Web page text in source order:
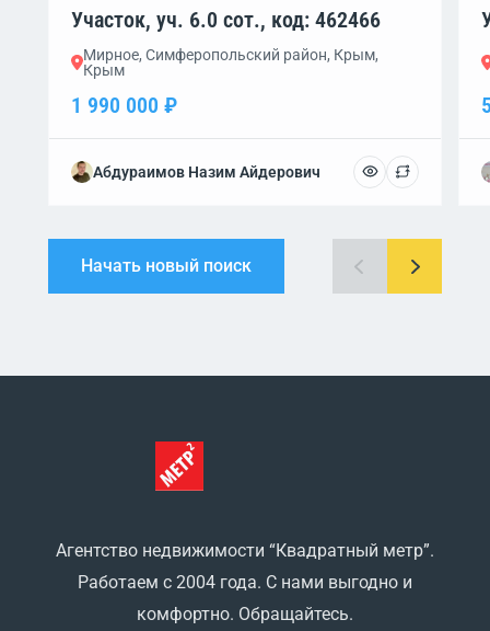
Участок, уч. 6.0 сот., код: 462466
Мирное, Симферопольский район, Крым,
Крым
1 990 000 ₽
Абдураимов Назим Айдерович
Начать новый поиск
Агентство недвижимости “Квадратный метр”.
Работаем с 2004 года. С нами выгодно и
комфортно. Обращайтесь.